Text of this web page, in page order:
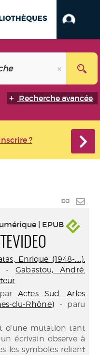
Recherche avancée
?
Lien
| EPUB
Enrique (1948-....).
Gabastou, André.
parActes Sud. Arles
du-Rhône)- paru
d'une mutation tant
écrivain observe à
les symboles reliant